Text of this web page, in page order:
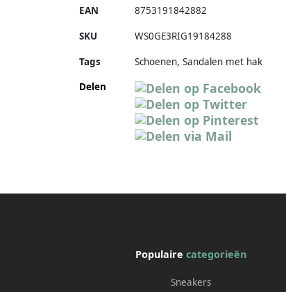
EAN 8753191842882
SKU WS0GE3RIG19184288
Tags
Schoenen, Sandalen met hak
Delen
Populairecategorieën
Sneakers